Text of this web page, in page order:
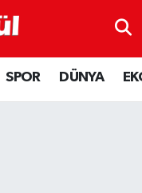
SPOR DÜNYA